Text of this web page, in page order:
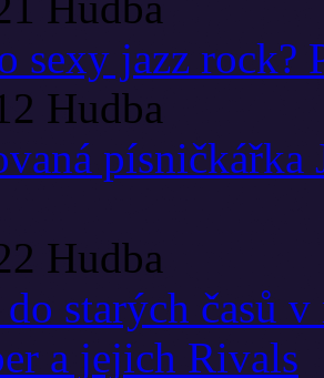
sexy jazz rock?
Hudba
Hudba
starých časů
a jejich Rivals